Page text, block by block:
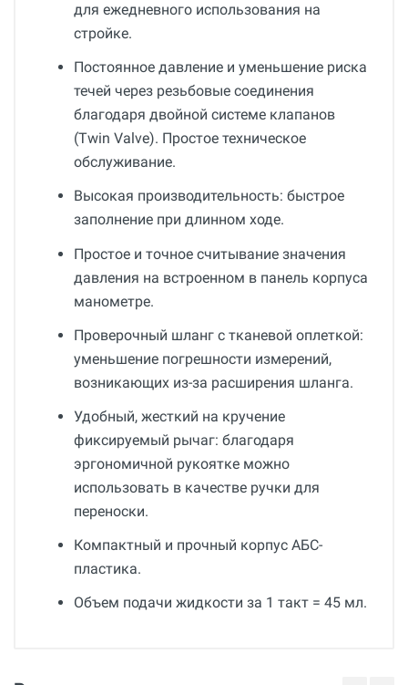
для ежедневного использования на
стройке.
Постоянное давление и уменьшение риска
течей через резьбовые соединения
благодаря двойной системе клапанов
(Twin Valve). Простое техническое
обслуживание.
Высокая производительность: быстрое
заполнение при длинном ходе.
Простое и точное считывание значения
давления на встроенном в панель корпуса
манометре.
Проверочный шланг с тканевой оплеткой:
уменьшение погрешности измерений,
возникающих из-за расширения шланга.
Удобный, жесткий на кручение
фиксируемый рычаг: благодаря
эргономичной рукоятке можно
использовать в качестве ручки для
переноски.
Компактный и прочный корпус АБС-
пластика.
Объем подачи жидкости за 1 такт = 45 мл.